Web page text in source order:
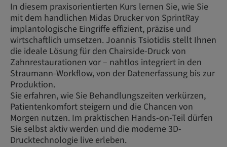
In diesem praxisorientierten Kurs lernen Sie, wie Sie
mit dem handlichen Midas Drucker von SprintRay
implantologische Eingriffe effizient, präzise und
wirtschaftlich umsetzen. Joannis Tsiotidis stellt Ihnen
die ideale Lösung für den Chairside-Druck von
Zahnrestaurationen vor – nahtlos integriert in den
Straumann-Workflow, von der Datenerfassung bis zur
Produktion.
Sie erfahren, wie Sie Behandlungszeiten verkürzen,
Patientenkomfort steigern und die Chancen von
Morgen nutzen. Im praktischen Hands-on-Teil dürfen
Sie selbst aktiv werden und die moderne 3D-
Drucktechnologie live erleben.